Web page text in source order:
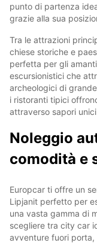
punto di partenza
grazie alla sua
Tra le attrazioni
chiese storiche e
perfetta per gli
escursionistici che
archeologici di
i ristoranti tipici
attraverso sapori
Noleggio
comodità e
Europcar ti offre un
Lipjanit perfetto per
una vasta gamma di
scegliere tra city car
avventure fuori